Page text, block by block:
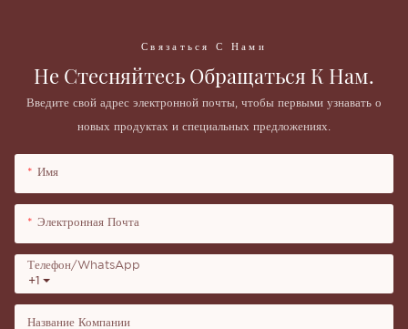
Связаться С Нами
Не Стесняйтесь Обращаться К Нам.
Введите свой адрес электронной почты, чтобы первыми узнавать о
новых продуктах и ​​специальных предложениях.
Имя
Электронная Почта
+1
Телефон/WhatsApp
Название Компании